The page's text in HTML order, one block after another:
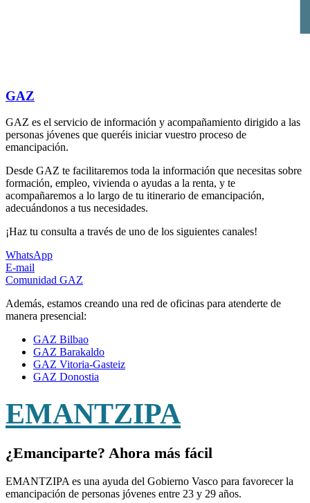
GAZ
GAZ es el servicio de información y acompañamiento dirigido a las
personas jóvenes que queréis iniciar vuestro proceso de
emancipación.
Desde GAZ te facilitaremos toda la información que necesitas sobre
formación, empleo, vivienda o ayudas a la renta, y te
acompañaremos a lo largo de tu itinerario de emancipación,
adecuándonos a tus necesidades.
¡Haz tu consulta a través de uno de los siguientes canales!
WhatsApp
E-mail
Comunidad GAZ
Además, estamos creando una red de oficinas para atenderte de
manera presencial:
GAZ Bilbao
GAZ Barakaldo
GAZ Vitoria-Gasteiz
GAZ Donostia
EMANTZIPA
¿Emanciparte? Ahora más fácil
EMANTZIPA es una ayuda del Gobierno Vasco para favorecer la
emancipación de personas jóvenes entre 23 y 29 años.